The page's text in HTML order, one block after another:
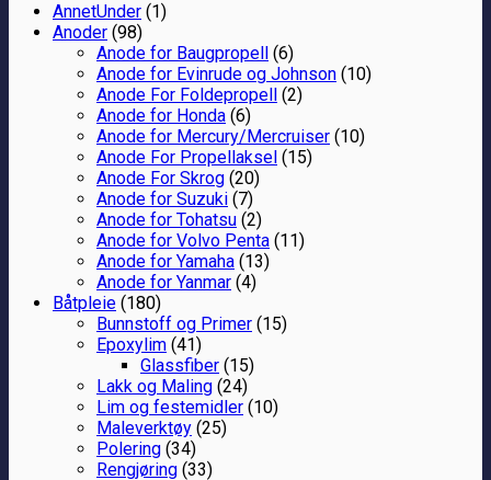
AnnetUnder (1)
Anoder (98)
Anode for Baugpropell (6)
Anode for Evinrude og Johnson (10)
Anode For Foldepropell (2)
Anode for Honda (6)
Anode for Mercury/Mercruiser (10)
Anode For Propellaksel (15)
Anode For Skrog (20)
Anode for Suzuki (7)
Anode for Tohatsu (2)
Anode for Volvo Penta (11)
Anode for Yamaha (13)
Anode for Yanmar (4)
Båtpleie (180)
Bunnstoff og Primer (15)
Epoxylim (41)
Glassfiber (15)
Lakk og Maling (24)
Lim og festemidler (10)
Maleverktøy (25)
Polering (34)
Rengjøring (33)